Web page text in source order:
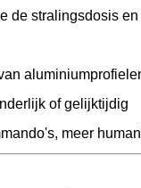
de stralingsdosis
of gelijktijdig
meer